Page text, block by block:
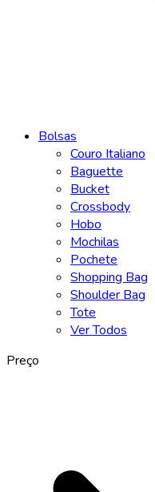
Bolsas
Couro Italiano
Baguette
Bucket
Crossbody
Hobo
Mochilas
Pochete
Shopping Bag
Shoulder Bag
Tote
Ver Todos
Preço